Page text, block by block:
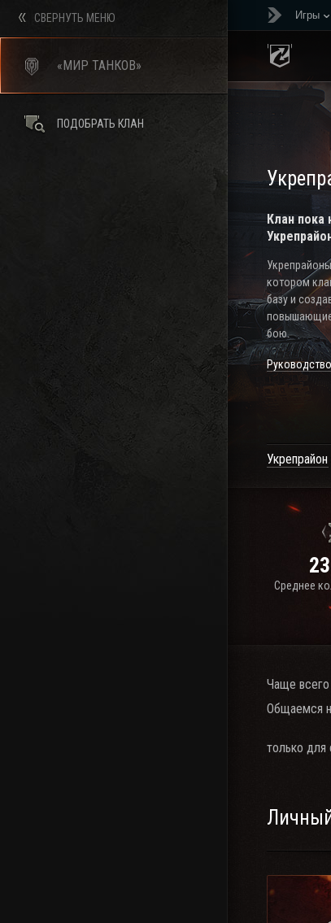
Игры
Клан пока
котором
базу и
повышающие
бою.
Укрепрайон
Среднее
Чаще всего
Общаемся
только для
СВЕРНУТЬ МЕНЮ
«МИР ТАНКОВ»
ПОДОБРАТЬ КЛАН